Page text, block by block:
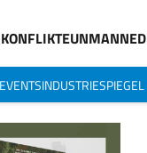
UNMANNED
EVENTSINDUSTRIESPIEGEL